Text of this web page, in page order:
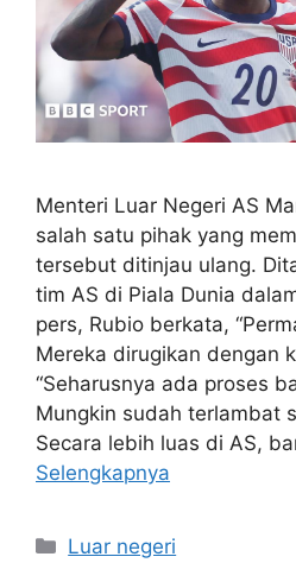
Menteri Luar Negeri AS
salah satu pihak yang
tersebut ditinjau ulang.
tim AS di Piala Dunia
pers, Rubio berkata,
Mereka dirugikan dengan
“Seharusnya ada proses
Mungkin sudah terlambat
Secara lebih luas di AS,
Selengkapnya
Kategori
Luar negeri